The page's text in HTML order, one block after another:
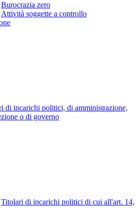
Burocrazia zero
Attività soggette a controllo
di incarichi politici, di amministrazione,
o di governo
Titolari di incarichi politici di cui all'art. 14,